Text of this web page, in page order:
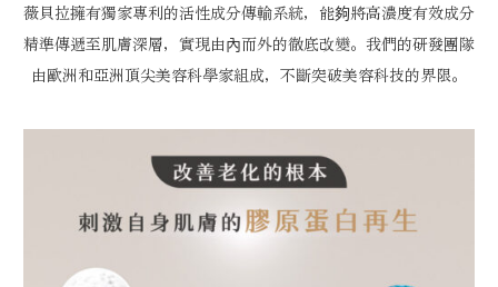
薇貝拉擁有獨家專利的活性成分傳輸系統，能夠將高濃度有效成分
精準傳遞至肌膚深層，實現由內而外的徹底改變。我們的研發團隊
由歐洲和亞洲頂尖美容科學家組成，不斷突破美容科技的界限。